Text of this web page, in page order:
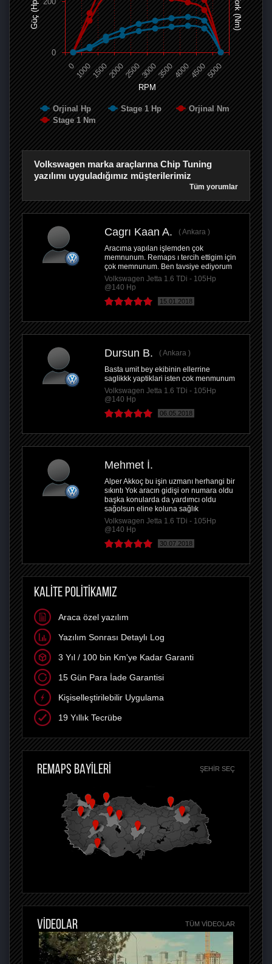
RPM
Güç (Hp) Tork (Nm)
Orjinal Hp Stage 1 Hp
Orjinal Nm
Stage 1 Nm
0 100015002000250030003500400045005000
0
Volkswagen marka araçlarına Chip Tuning
yazılımı uyguladığımız müşterilerimiz
Tüm yorumlar
Cagrı Kaan A.
Ankara
Aracıma yapılan işlemden çok
memnunum. Remaps ı tercih ettigim için
çok memnunum. Ben tavsiye ediyorum
Volkswagen Jetta 1.6 TDi - 105Hp
@140 Hp
15.01.2018
Dursun B.
Ankara
Basta umit bey ekibinin ellerrine
saglikkk yaptiklari isten cok menmunum
Volkswagen Jetta 1.6 TDi - 105Hp
@140 Hp
06.05.2018
Mehmet İ.
Alper Akkoç bu işin uzmanı herhangi bir
sıkıntı Yok aracın gidişi on numara oldu
başka konularda da yardımcı oldu
sağolsun eline koluna sağlık
Volkswagen Jetta 1.6 TDi - 105Hp
@140 Hp
30.07.2018
KALİTE POLİTİKAMIZ
Araca özel yazılım
Yazılım Sonrası Detaylı Log
3 Yıl / 100 bin Km'ye Kadar Garanti
15 Gün Para İade Garantisi
Kişiselleştirilebilir Uygulama
19 Yıllık Tecrübe
REMAPS BAYİLERİ ŞEHIR SEÇ
VİDEOLAR TÜM VIDEOLAR